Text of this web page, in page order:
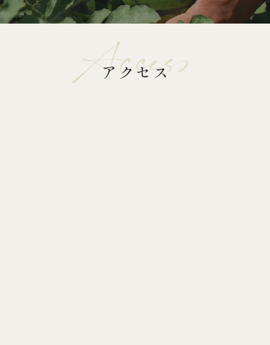
アクセス